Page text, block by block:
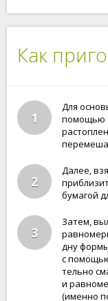
Как
1
Для
помощью
2
Далее,
бумагой
3
Затем,
дну
с
тель­но
и
(именно